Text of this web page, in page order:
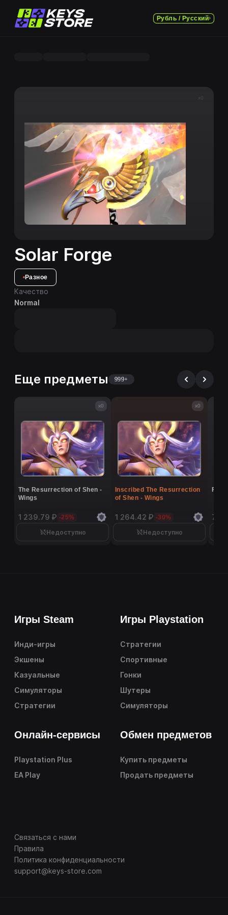
Рубль / Русский
x0
Solar Forge
Разное
Качество
Normal
Еще предметы 999+
x0
The Resurrection of Shen -
Wings
1 239.79 ₽ -25%
Недоступно
x0
Inscribed The Resurrection
of Shen - Wings
1 264.42 ₽ -30%
Недоступно
7
Игры Steam
Инди-игры
Экшены
Казуальные
Симуляторы
Стратегии
Игры Playstation
Стратегии
Спортивные
Гонки
Шутеры
Симуляторы
Онлайн-сервисы
Playstation Plus
EA Play
Обмен предметов
Купить предметы
Продать предметы
Связаться с нами
Правила
Политика конфиденциальности
support@keys-store.com